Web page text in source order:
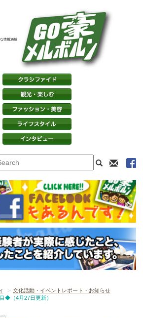
情報満載
文化活動・イベントレポート・お知らせ
◆（4月27日更新）